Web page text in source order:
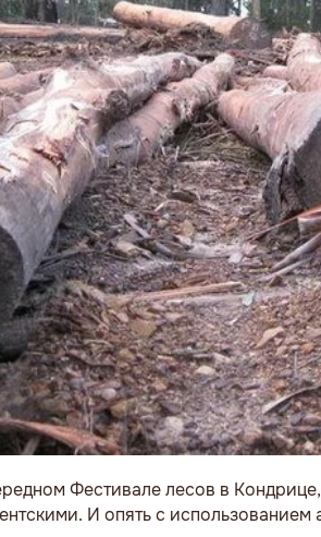
Фестивале лесов в
И опять с